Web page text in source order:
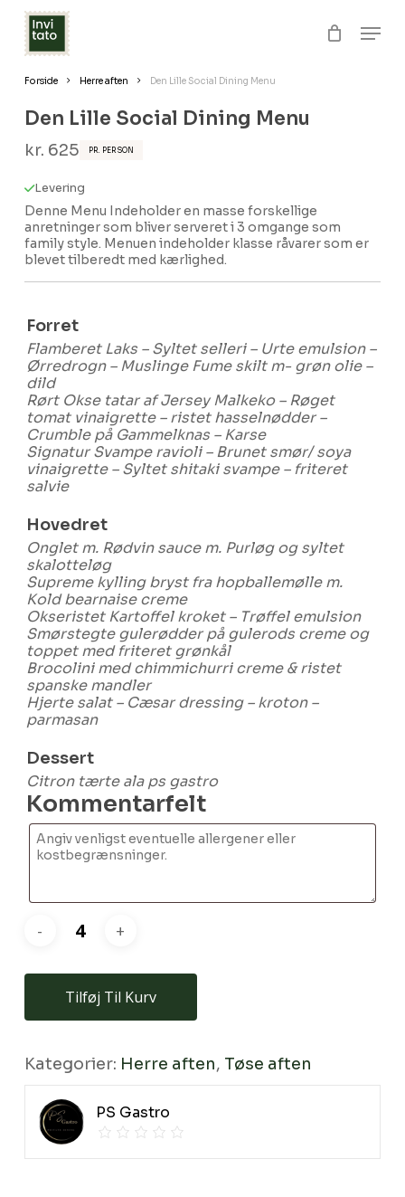
Skip
Close
Ingen varer i kurven.
Forside Herre aften Den Lille Social Dining Menu
Den Lille Social Dining Menu
kr. 625 PR. PERSON
Levering
Denne Menu Indeholder en masse forskellige
anretninger som bliver serveret i 3 omgange som
family style. Menuen indeholder klasse råvarer som er
blevet tilberedt med kærlighed.
Forret
Flamberet Laks – Syltet selleri – Urte emulsion –
Ørredrogn – Muslinge Fume skilt m- grøn olie –
dild
Rørt Okse tatar af Jersey Malkeko – Røget
tomat vinaigrette – ristet hasselnødder –
Crumble på Gammelknas – Karse
Signatur Svampe ravioli – Brunet smør/ soya
vinaigrette – Syltet shitaki svampe – friteret
salvie
Hovedret
Onglet m. Rødvin sauce m. Purløg og syltet
skalotteløg
Supreme kylling bryst fra hopballemølle m.
Kold bearnaise creme
Okseristet Kartoffel kroket – Trøffel emulsion
Smørstegte gulerødder på gulerods creme og
toppet med friteret grønkål
Brocolini med chimmichurri creme & ristet
spanske mandler
Hjerte salat – Cæsar dressing – kroton –
parmasan
Dessert
Citron tærte ala ps gastro
Kommentarfelt
Tilføj Til Kurv
Kategorier: Herre aften, Tøse aften
PS Gastro